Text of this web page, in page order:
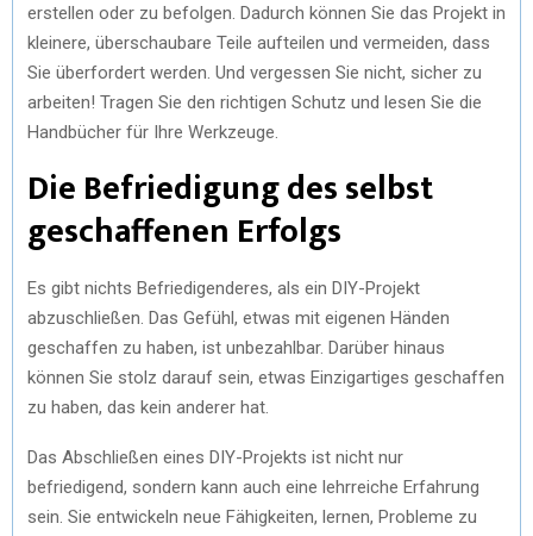
erstellen oder zu befolgen. Dadurch können Sie das Projekt in
kleinere, überschaubare Teile aufteilen und vermeiden, dass
Sie überfordert werden. Und vergessen Sie nicht, sicher zu
arbeiten! Tragen Sie den richtigen Schutz und lesen Sie die
Handbücher für Ihre Werkzeuge.
Die Befriedigung des selbst
geschaffenen Erfolgs
Es gibt nichts Befriedigenderes, als ein DIY-Projekt
abzuschließen. Das Gefühl, etwas mit eigenen Händen
geschaffen zu haben, ist unbezahlbar. Darüber hinaus
können Sie stolz darauf sein, etwas Einzigartiges geschaffen
zu haben, das kein anderer hat.
Das Abschließen eines DIY-Projekts ist nicht nur
befriedigend, sondern kann auch eine lehrreiche Erfahrung
sein. Sie entwickeln neue Fähigkeiten, lernen, Probleme zu